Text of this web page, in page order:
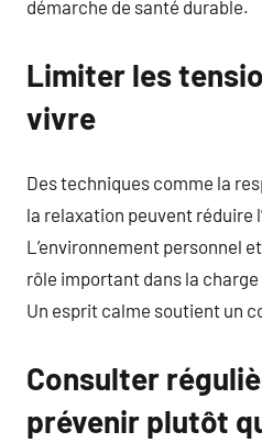
démarche de santé durable.
Limiter les
vivre
Des techniques comme la
la relaxation peuvent réduire
L’environnement personnel
rôle important dans la
Un esprit calme soutient un
Consulter
prévenir plutôt